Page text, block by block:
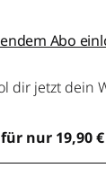
Abo
dir jetzt dein
nur 19,90 €